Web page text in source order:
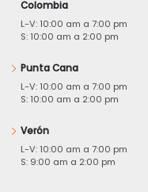
Colombia
L-V: 10:00 am a 7:00 pm
S: 10:00 am a 2:00 pm
Punta Cana
L-V: 10:00 am a 7:00 pm
S: 10:00 am a 2:00 pm
Verón
L-V: 10:00 am a 7:00 pm
S: 9:00 am a 2:00 pm